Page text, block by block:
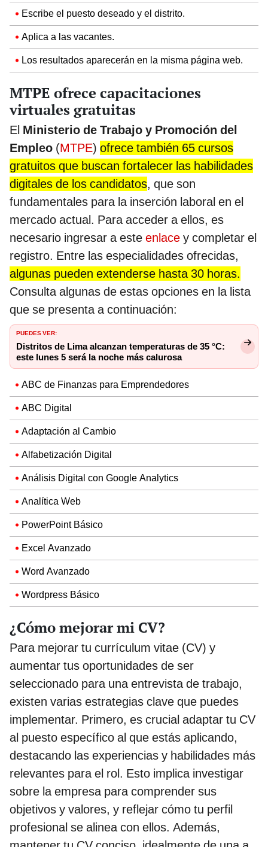
Escribe el puesto deseado y el distrito.
Aplica a las vacantes.
Los resultados aparecerán en la misma página web.
MTPE ofrece capacitaciones
virtuales gratuitas
El Ministerio de Trabajo y Promoción del
Empleo (MTPE) ofrece también 65 cursos
gratuitos que buscan fortalecer las habilidades
digitales de los candidatos, que son
fundamentales para la inserción laboral en el
mercado actual. Para acceder a ellos, es
necesario ingresar a este enlace y completar el
registro. Entre las especialidades ofrecidas,
algunas pueden extenderse hasta 30 horas.
Consulta algunas de estas opciones en la lista
que se presenta a continuación:
PUEDES VER:
Distritos de Lima alcanzan temperaturas de 35 °C:
este lunes 5 será la noche más calurosa
ABC de Finanzas para Emprendedores
ABC Digital
Adaptación al Cambio
Alfabetización Digital
Análisis Digital con Google Analytics
Analítica Web
PowerPoint Básico
Excel Avanzado
Word Avanzado
Wordpress Básico
¿Cómo mejorar mi CV?
Para mejorar tu currículum vitae (CV) y
aumentar tus oportunidades de ser
seleccionado para una entrevista de trabajo,
existen varias estrategias clave que puedes
implementar. Primero, es crucial adaptar tu CV
al puesto específico al que estás aplicando,
destacando las experiencias y habilidades más
relevantes para el rol. Esto implica investigar
sobre la empresa para comprender sus
objetivos y valores, y reflejar cómo tu perfil
profesional se alinea con ellos. Además,